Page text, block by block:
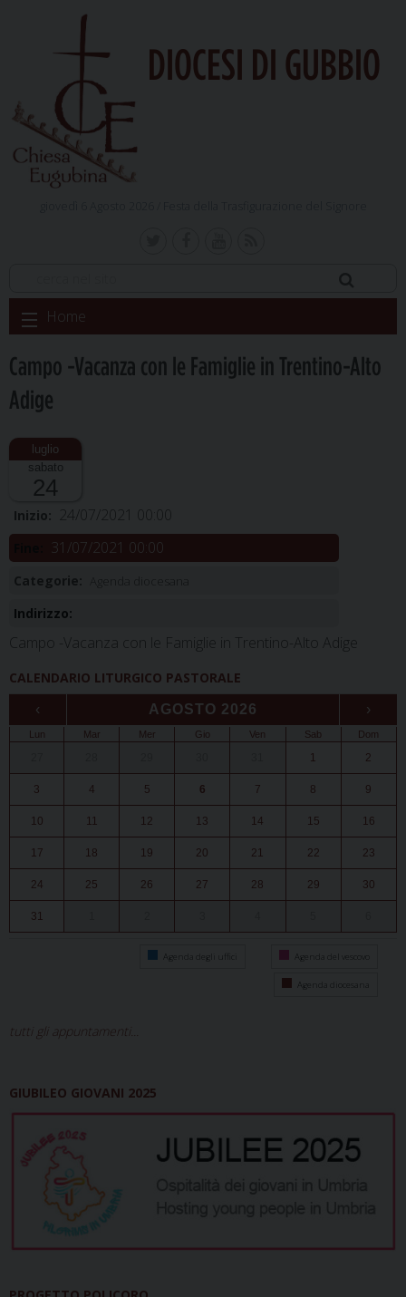
DIOCESI DI GUBBIO
Skip
to
Home
Campo -Vacanza con le Famiglie in Trentino-Alto
Adige
sabato
24
Inizio: 24/07/2021 00:00
31/07/2021 00:00
Categorie:
Indirizzo:
Campo -Vacanza con le Famiglie in Trentino-Alto Adige
CALENDARIO LITURGICO PASTORALE
‹ AGOSTO 2026 ›
Lun Mar Mer Gio Ven Sab Dom
1 2
3 4 5 6 7 8 9
10 11 12 13 14 15 16
17 18 19 20 21 22 23
24 25 26 27 28 29 30
31
Agenda degli uffici Agenda del vescovo
Agenda diocesana
tutti gli appuntamenti...
GIUBILEO GIOVANI 2025